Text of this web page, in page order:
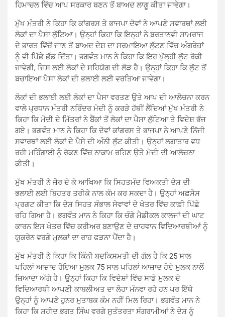
ਹਿਮਾਚਲ ਵਿੱਚ ਆਪ ਸਰਕਾਰ ਬਣਨ ਤੋਂ ਬਾਅਦ ਲਾਗੂ ਕੀਤਾ ਜਾਵੇਗਾ।
ਮੁੱਖ ਮੰਤਰੀ ਨੇ ਕਿਹਾ ਕਿ ਕਾਂਗਰਸ ਤੇ ਭਾਜਪਾ ਦੋਵਾਂ ਨੇ ਆਪਣੇ ਸਵਾਰਥਾਂ ਲਈ
ਲੋਕਾਂ ਦਾ ਪੈਸਾ ਲੁੱਟਿਆ। ਉਨ੍ਹਾਂ ਕਿਹਾ ਕਿ ਇਨ੍ਹਾਂ ਨੇ ਬਰਤਾਨਵੀ ਸਾਮਰਾਜ
ਦੇ ਭਾਰਤ ਵਿੱਚੋਂ ਜਾਣ ਤੋਂ ਬਾਅਦ ਦੇਸ਼ ਦਾ ਸਰਮਾਇਆ ਲੁੱਟਣ ਵਿੱਚ ਅੰਗਰੇਜ਼ਾਂ
ਨੂੰ ਵੀ ਪਿੱਛੇ ਛੱਡ ਦਿੱਤਾ। ਭਗਵੰਤ ਮਾਨ ਨੇ ਕਿਹਾ ਕਿ ਇਹ ਖੁੱਲ੍ਹੀ ਲੁੱਟ ਰੋਕੀ
ਜਾਵੇਗੀ, ਜਿਸ ਲਈ ਲੋਕਾਂ ਦੇ ਸਹਿਯੋਗ ਦੀ ਲੋੜ ਹੈ। ਉਨ੍ਹਾਂ ਕਿਹਾ ਕਿ ਲੁੱਟ ਤੋਂ
ਬਚਾਇਆ ਪੈਸਾ ਲੋਕਾਂ ਦੀ ਭਲਾਈ ਲਈ ਵਰਤਿਆ ਜਾਵੇਗਾ।
ਲੋਕਾਂ ਦੀ ਭਲਾਈ ਲਈ ਲੋਕਾਂ ਦਾ ਪੈਸਾ ਵਰਤਣ ਉਤੇ ਆਪ ਦੀ ਆਲੋਚਨਾ ਕਰਨ
ਵਾਲੇ ਪ੍ਰਧਾਨ ਮੰਤਰੀ ਨਰਿੰਦਰ ਮੋਦੀ ਨੂੰ ਕਰੜੇ ਹੱਥੀਂ ਲੈਂਦਿਆਂ ਮੁੱਖ ਮੰਤਰੀ ਨੇ
ਕਿਹਾ ਕਿ ਮੋਦੀ ਦੇ ਮਿੱਤਰਾਂ ਨੇ ਬੈਂਕਾਂ ਤੋਂ ਲੋਕਾਂ ਦਾ ਪੈਸਾ ਲੁੱਟਿਆ ਤੇ ਵਿਦੇਸ਼ ਭੱਜ
ਗਏ। ਭਗਵੰਤ ਮਾਨ ਨੇ ਕਿਹਾ ਕਿ ਦੋਵਾਂ ਕਾਂਗਰਸ ਤੇ ਭਾਜਪਾ ਨੇ ਆਪਣੇ ਨਿੱਜੀ
ਸਵਾਰਥਾਂ ਲਈ ਲੋਕਾਂ ਦੇ ਪੈਸੇ ਦੀ ਅੰਨੀ ਲੁੱਟ ਕੀਤੀ। ਉਨ੍ਹਾਂ ਲਗਾਤਾਰ ਵਧ
ਰਹੀ ਮਹਿੰਗਾਈ ਨੂੰ ਰੋਕਣ ਵਿੱਚ ਨਾਕਾਮ ਰਹਿਣ ਉਤੇ ਮੋਦੀ ਦੀ ਆਲੋਚਨਾ
ਕੀਤੀ।
ਮੁੱਖ ਮੰਤਰੀ ਨੇ ਜ਼ੋਰ ਦੇ ਕੇ ਆਖਿਆ ਕਿ ਸਿਹਤਮੰਦ ਵਿਅਕਤੀ ਦੇਸ਼ ਦੀ
ਭਲਾਈ ਲਈ ਬਿਹਤਰ ਤਰੀਕੇ ਨਾਲ ਕੰਮ ਕਰ ਸਕਦਾ ਹੈ। ਉਨ੍ਹਾਂ ਅਫ਼ਸੋਸ
ਪ੍ਰਗਟ ਕੀਤਾ ਕਿ ਦੇਸ਼ ਸਿਹਤ ਸੰਭਾਲ ਸੇਵਾਵਾਂ ਦੇ ਖੇਤਰ ਵਿੱਚ ਕਾਫ਼ੀ ਪਿੱਛੇ
ਰਹਿ ਗਿਆ ਹੈ। ਭਗਵੰਤ ਮਾਨ ਨੇ ਕਿਹਾ ਕਿ ਚੰਗੇ ਮੈਡੀਕਲ ਕਾਲਜਾਂ ਦੀ ਘਾਟ
ਕਾਰਨ ਇਸ ਖੇਤਰ ਵਿੱਚ ਕਰੀਅਰ ਬਣਾਉਣ ਦੇ ਚਾਹਵਾਨ ਵਿਦਿਆਰਥੀਆਂ ਨੂੰ
ਯੂਕਰੇਨ ਵਰਗੇ ਮੁਲਕਾਂ ਦਾ ਰਾਹ ਫੜਨਾ ਪੈਂਦਾ ਹੈ।
ਮੁੱਖ ਮੰਤਰੀ ਨੇ ਕਿਹਾ ਕਿ ਕਿੰਨੀ ਬਦਕਿਸਮਤੀ ਦੀ ਗੱਲ ਹੈ ਕਿ 25 ਸਾਲ
ਪਹਿਲਾਂ ਆਜ਼ਾਦ ਹੋਇਆ ਮੁਲਕ 75 ਸਾਲ ਪਹਿਲਾਂ ਆਜ਼ਾਦ ਹੋਏ ਮੁਲਕ ਨਾਲੋਂ
ਜ਼ਿਆਦਾ ਅੱਗੇ ਹੈ। ਉਨ੍ਹਾਂ ਕਿਹਾ ਕਿ ਵਿਦੇਸ਼ਾਂ ਵਿੱਚ ਸਾਡੇ ਮੁਲਕ ਦੇ
ਵਿਦਿਆਰਥੀ ਆਪਣੀ ਕਾਬਲੀਅਤ ਦਾ ਲੋਹਾ ਮੰਨਵਾ ਰਹੇ ਹਨ ਪਰ ਇੱਥੇ
ਉਨ੍ਹਾਂ ਨੂੰ ਆਪਣੇ ਹੁਨਰ ਮੁਤਾਬਕ ਕੰਮ ਨਹੀਂ ਮਿਲ ਰਿਹਾ। ਭਗਵੰਤ ਮਾਨ ਨੇ
ਕਿਹਾ ਕਿ ਸ਼ਹੀਦ ਭਗਤ ਸਿੰਘ ਵਰਗੇ ਸੁਤੰਤਰਤਾ ਸੰਗਰਾਮੀਆਂ ਨੇ ਦੇਸ਼ ਨੂੰ